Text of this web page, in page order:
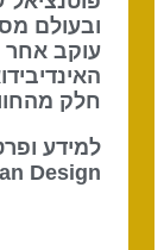
ובעולם
עוקב אחר
חלק
למידע
Design